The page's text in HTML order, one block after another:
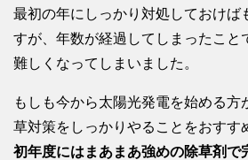
最初の年にしっかり対処しておけば
すが、年数が経過してしまったこと
難しくなってしまいました。
もしも今から太陽光発電を始める方
草対策をしっかりやることをおすす
初年度にはまあまあ強めの除草剤で